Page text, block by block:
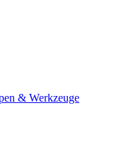
& Werkzeuge